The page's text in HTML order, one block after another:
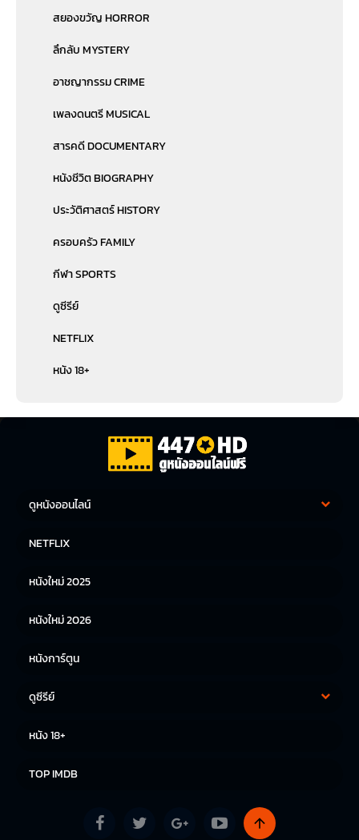
สยองขวัญ HORROR
ลึกลับ MYSTERY
อาชญากรรม CRIME
เพลงดนตรี MUSICAL
สารคดี DOCUMENTARY
หนังชีวิต BIOGRAPHY
ประวัติศาสตร์ HISTORY
ครอบครัว FAMILY
กีฬา SPORTS
ดูซีรีย์
NETFLIX
หนัง 18+
ดูหนังออนไลน์
หนังญี่ปุ่น
NETFLIX
หนังใหม่ 2025
หนังใหม่ 2026
หนังการ์ตูน
ดูซีรีย์
หนัง 18+
TOP IMDB